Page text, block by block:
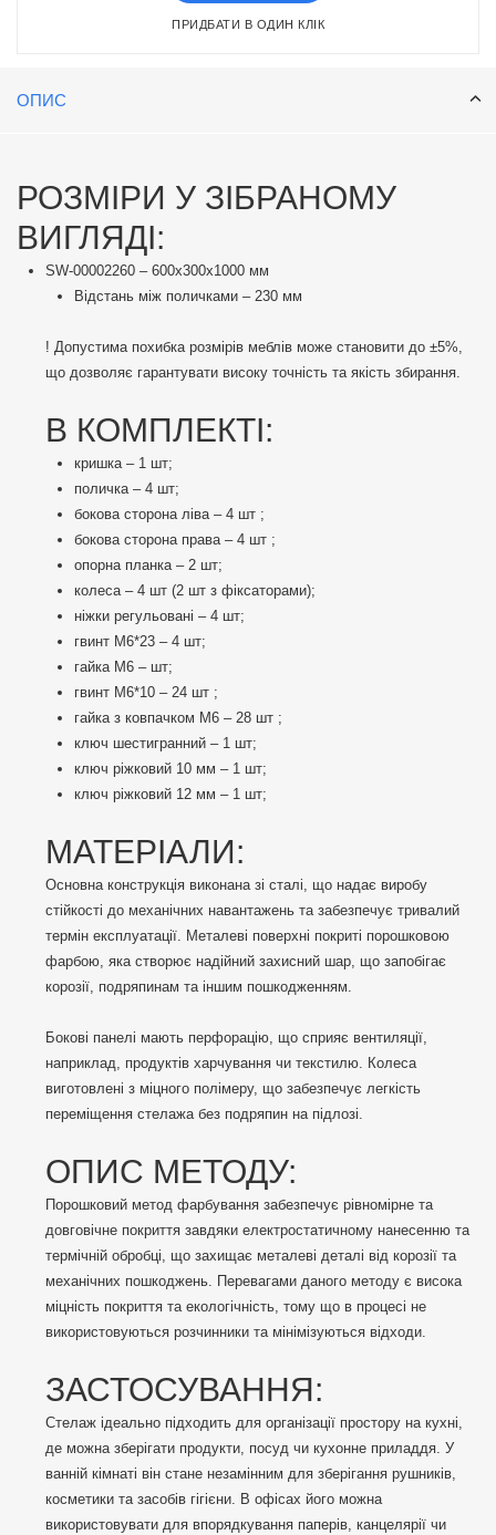
Компактний дизайн із зручними полицями забезпечує ефективне
домашній, офісний чи гаражний простір, створюючи порядок і
ПРИДБАТИ В ОДИН КЛІК
ОПИС
РОЗМІРИ У ЗІБРАНОМУ
ВИГЛЯДІ:
SW-00002260 – 600х300х1000 мм
Відстань між поличками – 230 мм
! Допустима похибка розмірів меблів може становити до ±5%,
що дозволяє гарантувати високу точність та якість збирання.
В КОМПЛЕКТІ:
кришка – 1 шт;
поличка – 4 шт;
бокова сторона ліва – 4 шт ;
бокова сторона права – 4 шт ;
опорна планка – 2 шт;
колеса – 4 шт (2 шт з фіксаторами);
ніжки регульовані – 4 шт;
гвинт М6*23 – 4 шт;
гайка М6 – шт;
гвинт М6*10 – 24 шт ;
гайка з ковпачком М6 – 28 шт ;
ключ шестигранний – 1 шт;
ключ ріжковий 10 мм – 1 шт;
ключ ріжковий 12 мм – 1 шт;
МАТЕРІАЛИ:
Основна конструкція виконана зі сталі, що надає виробу
стійкості до механічних навантажень та забезпечує тривалий
термін експлуатації. Металеві поверхні покриті порошковою
фарбою, яка створює надійний захисний шар, що запобігає
корозії, подряпинам та іншим пошкодженням.
Бокові панелі мають перфорацію, що сприяє вентиляції,
наприклад, продуктів харчування чи текстилю. Колеса
виготовлені з міцного полімеру, що забезпечує легкість
переміщення стелажа без подряпин на підлозі.
ОПИС МЕТОДУ:
Порошковий метод фарбування забезпечує рівномірне та
довговічне покриття завдяки електростатичному нанесенню та
термічній обробці, що захищає металеві деталі від корозії та
механічних пошкоджень. Перевагами даного методу є висока
міцність покриття та екологічність, тому що в процесі не
використовуються розчинники та мінімізуються відходи.
ЗАСТОСУВАННЯ:
Стелаж ідеально підходить для організації простору на кухні,
де можна зберігати продукти, посуд чи кухонне приладдя. У
ванній кімнаті він стане незамінним для зберігання рушників,
косметики та засобів гігієни. В офісах його можна
використовувати для впорядкування паперів, канцелярії чи